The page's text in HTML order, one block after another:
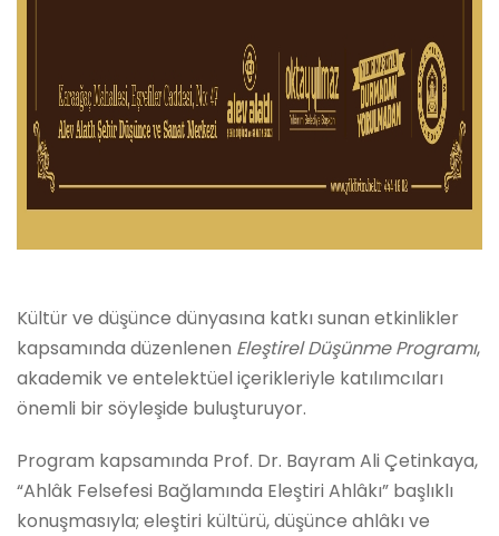
Kültür ve düşünce dünyasına katkı sunan etkinlikler
kapsamında düzenlenen Eleştirel Düşünme Programı,
akademik ve entelektüel içerikleriyle katılımcıları
önemli bir söyleşide buluşturuyor.
Program kapsamında Prof. Dr. Bayram Ali Çetinkaya,
“Ahlâk Felsefesi Bağlamında Eleştiri Ahlâkı” başlıklı
konuşmasıyla; eleştiri kültürü, düşünce ahlâkı ve